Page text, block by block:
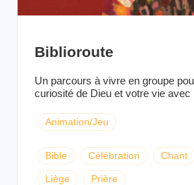
Biblioroute
Un parcours à vivre en groupe
curiosité de Dieu et votre vie avec
Animation/Jeu
Bible Célébration Chant
Liège Prière